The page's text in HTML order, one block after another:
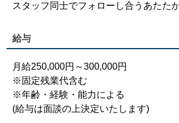
スタッフ同士でフォローし合うあたた
給与
月給250,000円～300,000円
※固定残業代含む
※年齢・経験・能力による
(給与は面談の上決定いたします)